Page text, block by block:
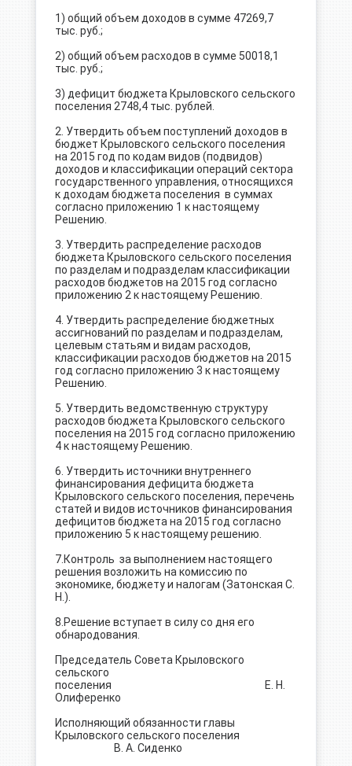
1) общий объем доходов в сумме 47269,7
тыс. руб.;
2) общий объем расходов в сумме 50018,1
тыс. руб.;
3) дефицит бюджета Крыловского сельского
поселения 2748,4 тыс. рублей.
2. Утвердить объем поступлений доходов в
бюджет Крыловского сельского поселения
на 2015 год по кодам видов (подвидов)
доходов и классификации операций сектора
государственного управления, относящихся
к доходам бюджета поселения в суммах
согласно приложению 1 к настоящему
Решению.
3. Утвердить распределение расходов
бюджета Крыловского сельского поселения
по разделам и подразделам классификации
расходов бюджетов на 2015 год согласно
приложению 2 к настоящему Решению.
4. Утвердить распределение бюджетных
ассигнований по разделам и подразделам,
целевым статьям и видам расходов,
классификации расходов бюджетов на 2015
год согласно приложению 3 к настоящему
Решению.
5. Утвердить ведомственную структуру
расходов бюджета Крыловского сельского
поселения на 2015 год согласно приложению
4 к настоящему Решению.
6. Утвердить источники внутреннего
финансирования дефицита бюджета
Крыловского сельского поселения, перечень
статей и видов источников финансирования
дефицитов бюджета на 2015 год согласно
приложению 5 к настоящему решению.
7.Контроль за выполнением настоящего
решения возложить на комиссию по
экономике, бюджету и налогам (Затонская С.
Н.).
8.Решение вступает в силу со дня его
обнародования.
Председатель Совета Крыловского
сельского
поселения Е. Н.
Олиференко
Исполняющий обязанности главы
Крыловского сельского поселения
В. А. Сиденко